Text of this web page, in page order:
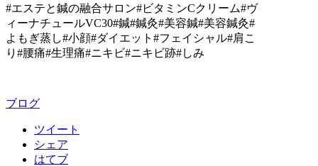
#エステと鍼の融合サロン#ビタミンCクリーム#ヴ
ィーナチュールVC30#鍼#鍼灸#美容鍼#美容鍼灸#
よもぎ蒸し#小顔#ダイエット#フェイシャル#肩こ
り#腰痛#生理痛#ニキビ#ニキビ跡#しみ
ブログ
ツイート
シェア
はてブ